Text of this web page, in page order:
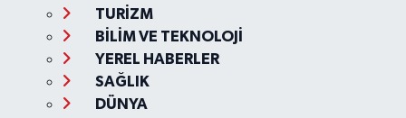
TURİZM
BİLİM VE TEKNOLOJİ
YEREL HABERLER
SAĞLIK
DÜNYA